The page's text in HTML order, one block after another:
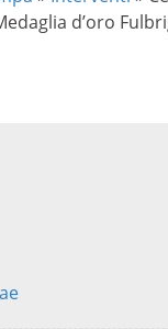
d’oro